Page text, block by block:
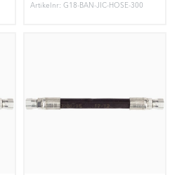
Artikelnr: G18-BAN-JIC-HOSE-300